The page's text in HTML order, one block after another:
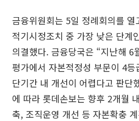
금융위원회는 5일 정례회의를 열
적기시정조치 중 가장 낮은 단계
의결했다. 금융당국은 “지난해 6
평가에서 자본적정성 부문이 4
단기간 내 개선이 어렵다고 판단
에 따라 롯데손보는 향후 2개월
축, 조직운영 개선 등 자본확충